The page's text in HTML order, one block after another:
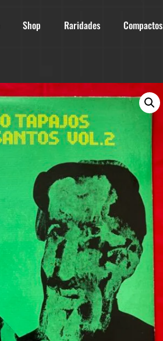
Shop Raridades Compactos